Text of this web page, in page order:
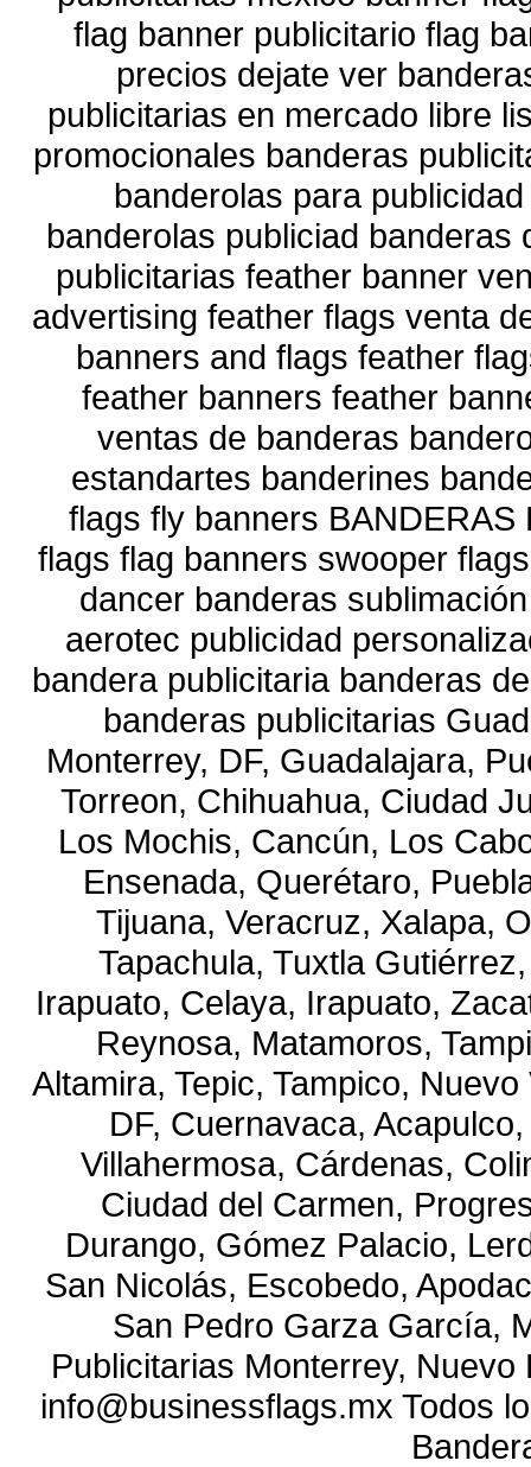
flag banner publicitario flag
precios dejate ver
publicitarias en mercado libre
promocionales banderas
banderolas para
banderolas publiciad
publicitarias feather banner
advertising feather flags venta
banners and flags feather
feather banners feather
ventas de banderas
estandartes banderines
flags fly banners
flags flag banners swooper
dancer banderas
aerotec publicidad
bandera publicitaria banderas
banderas publicitarias
Monterrey, DF, Guadalajara,
Torreon, Chihuahua, Ciudad
Los Mochis, Cancún, Los
Ensenada, Querétaro,
Tijuana, Veracruz, Xalapa,
Tapachula, Tuxtla
Irapuato, Celaya, Irapuato,
Reynosa, Matamoros,
Altamira, Tepic, Tampico,
DF, Cuernavaca,
Villahermosa, Cárdenas,
Ciudad del Carmen,
Durango, Gómez Palacio,
San Nicolás, Escobedo,
San Pedro Garza García,
Publicitarias Monterrey,
info@businessflags.mx Todos